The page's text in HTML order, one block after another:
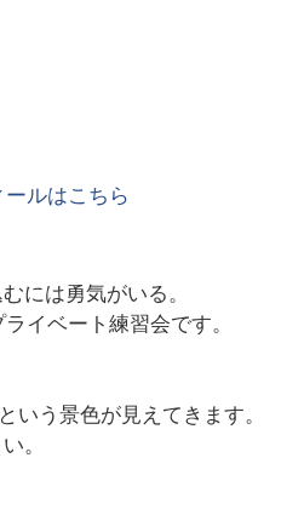
ルはこちら
には勇気がいる。
イベート練習会です。
いう景色が見えてきます。
。